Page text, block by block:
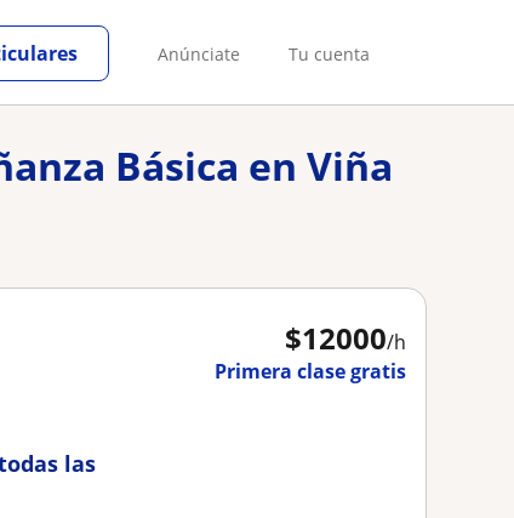
Anúnciate Tu cuenta
Básica en Viña
$12000/h
Primera clase gratis
las